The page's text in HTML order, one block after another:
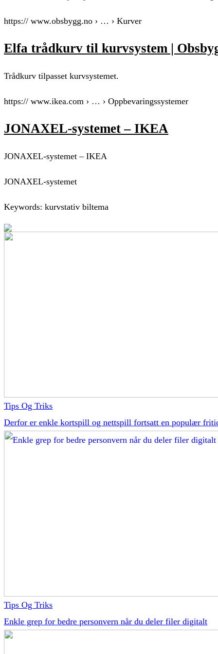
https:// www.obsbygg.no › … › Kurver
Elfa trådkurv til kurvsystem |
Trådkurv tilpasset kurvsystemet.
https:// www.ikea.com › … › Oppbevaringssystemer
JONAXEL-systemet – IKEA
JONAXEL-systemet – IKEA
JONAXEL-systemet
Keywords: kurvstativ biltema
Tips Og Triks
Derfor er enkle kortspill og nettspill fortsatt en populær
Tips Og Triks
Enkle grep for bedre personvern når du deler filer digitalt